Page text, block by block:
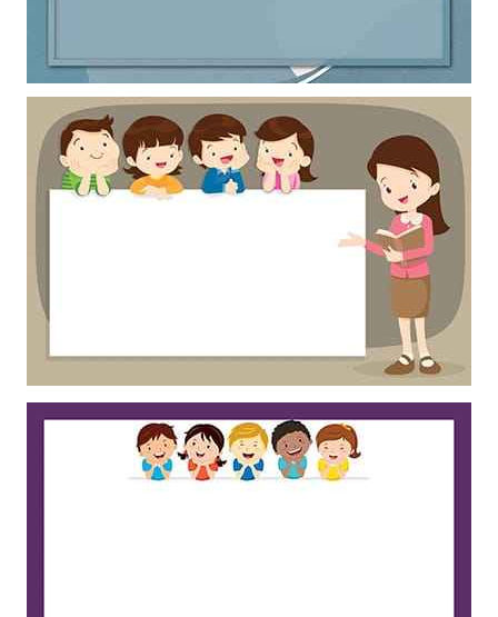
Khung ảnh nền powerpoint xanh xám kết hợp đường viền tinh tế
Khung ảnh nền powerpoint với hình ảnh cô giáo và học sinh